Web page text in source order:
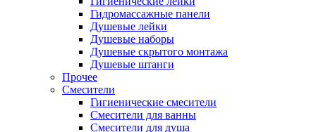
Гидромассажные панели
Душевые лейки
Душевые наборы
Душевые скрытого монтажа
Душевые штанги
Прочее
Смесители
Гигиенические смесители
Смесители для ванны
Смесители для душа